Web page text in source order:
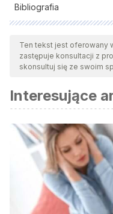
Bibliografia
Wszystkie cytowane
przeanalizowane przez
jakości, wiarygodności,
względem naukowym lub
Keidel, M. (2003).
Course and Treatment:
https://doi.org/10.1016/
Treleaven, J., Jull, G., &
unsteadiness following
and relationship with
Ten tekst jest oferowany
zastępuje konsultacji z
skonsultuj się ze swoim
Interesujące